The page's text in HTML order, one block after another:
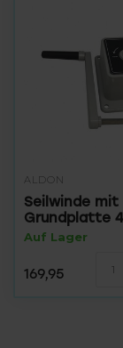
ALDON
Seilwinde mit
Grundplatte
Auf Lager
169,95